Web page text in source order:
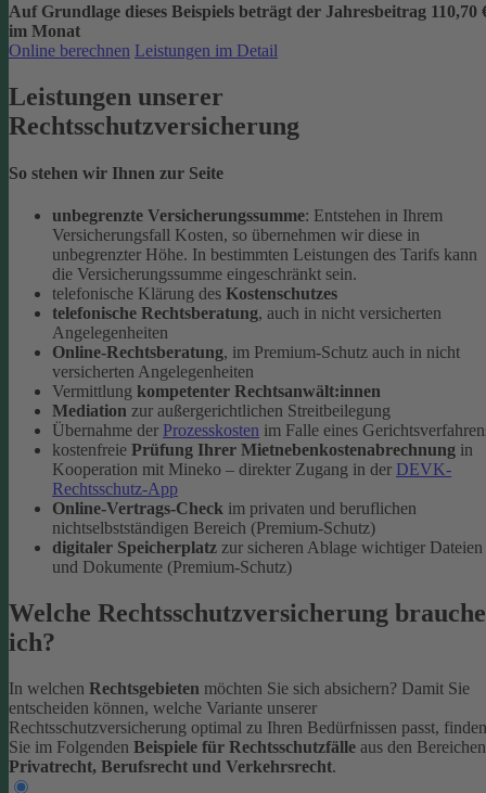
Auf Grundlage dieses Beispiels beträgt der Jahresbeitrag 110,70
im Monat
Online berechnen Leistungen im Detail
Leistungen unserer
Rechtsschutzversicherung
So stehen wir Ihnen zur Seite
unbegrenzte Versicherungssumme: Entstehen in Ihrem
Versicherungsfall Kosten, so übernehmen wir diese in
unbegrenzter Höhe. In bestimmten Leistungen des Tarifs kann
die Versicherungssumme eingeschränkt sein.
telefonische Klärung des Kostenschutzes
telefonische Rechtsberatung, auch in nicht versicherten
Angelegenheiten
Online-Rechtsberatung, im Premium-Schutz auch in nicht
versicherten Angelegenheiten
Vermittlung kompetenter Rechtsanwält:innen
Mediation zur außergerichtlichen Streitbeilegung
Übernahme der Prozesskosten im Falle eines
kostenfreie Prüfung Ihrer Mietnebenkostenabrechnung in
Kooperation mit Mineko – direkter Zugang in der DEVK-
Rechtsschutz-App
Online-Vertrags-Check im privaten und beruflichen
nichtselbstständigen Bereich (Premium-Schutz)
digitaler Speicherplatz zur sicheren Ablage wichtiger Dateien
und Dokumente (Premium-Schutz)
Welche Rechtsschutzversicherung brauche
ich?
In welchen Rechtsgebieten möchten Sie sich absichern? Damit Sie
entscheiden können, welche Variante unserer
Rechtsschutzversicherung optimal zu Ihren Bedürfnissen passt, finden
Sie im Folgenden Beispiele für Rechtsschutzfälle aus den Bereichen
Privatrecht, Berufsrecht und Verkehrsrecht.